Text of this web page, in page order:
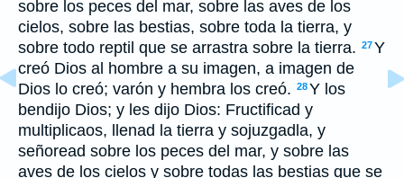
sobre los peces del mar, sobre las aves de los
cielos, sobre las bestias, sobre toda la tierra, y
sobre todo reptil que se arrastra sobre la tierra. 27Y
creó Dios al hombre a su imagen, a imagen de
Dios lo creó; varón y hembra los creó. 28Y los
bendijo Dios; y les dijo Dios: Fructificad y
multiplicaos, llenad la tierra y sojuzgadla, y
señoread sobre los peces del mar, y sobre las
aves de los cielos y sobre todas las bestias que se